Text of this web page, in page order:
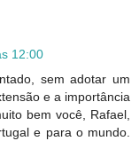
12:00
sem adotar um
e a importância
bem você, Rafael,
e para o mundo.